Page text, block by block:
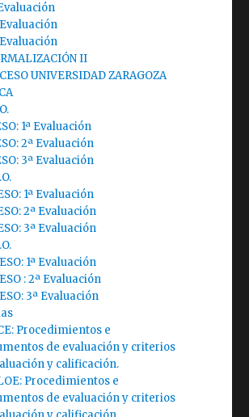
II
UNIVERSIDAD ZARAGOZA
1ª Evaluación
2ª Evaluación
3ª Evaluación
1ª Evaluación
2ª Evaluación
3ª Evaluación
1ª Evaluación
: 2ª Evaluación
3ª Evaluación
Procedimientos e
de evaluación y criterios
y calificación.
Procedimientos e
de evaluación y criterios